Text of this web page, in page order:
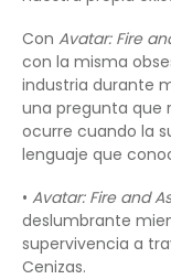
Con Avatar: Fire
con la misma
industria durante
una pregunta que
ocurre cuando la
lenguaje que
• Avatar: Fire and
deslumbrante
supervivencia a
Cenizas.